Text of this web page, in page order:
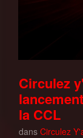
Circulez
la CCL
dans Circulez